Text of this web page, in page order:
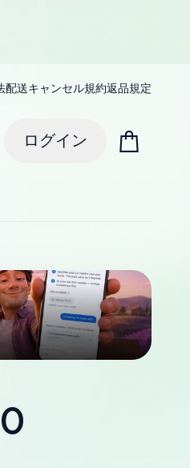
配送キャンセル規約返品規定
ログイン